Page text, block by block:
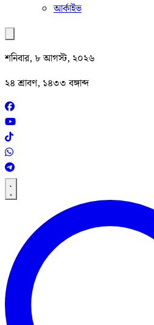
আর্কাইভ
শনিবার, ৮ আগস্ট, ২০২৬
২৪ শ্রাবণ, ১৪৩৩ বঙ্গাব্দ